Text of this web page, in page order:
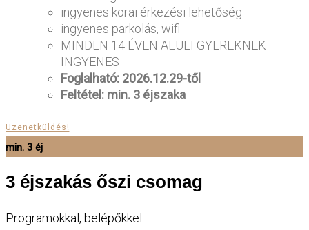
ingyenes korai érkezési lehetőség
ingyenes parkolás, wifi
MINDEN 14 ÉVEN ALULI GYEREKNEK
INGYENES
Foglalható: 2026.12.29-től
Feltétel: min. 3 éjszaka
Üzenetküldés!
min. 3 éj
3 éjszakás őszi csomag
Programokkal, belépőkkel